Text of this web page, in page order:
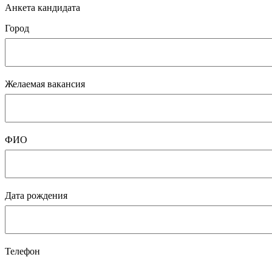
Анкета кандидата
Город
Желаемая вакансия
ФИО
Дата рождения
Телефон